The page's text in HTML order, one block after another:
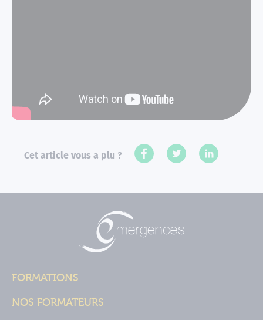
Cet article vous a plu ?
FORMATIONS
NOS FORMATEURS